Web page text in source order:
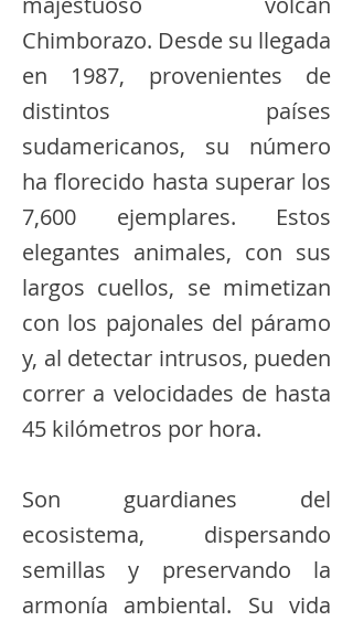
Chimborazo. Desde su llegada
en 1987, provenientes de
distintos países
sudamericanos, su número
ha florecido hasta superar los
7,600 ejemplares. Estos
elegantes animales, con sus
largos cuellos, se mimetizan
con los pajonales del páramo
y, al detectar intrusos, pueden
correr a velocidades de hasta
45 kilómetros por hora.
Son guardianes del
ecosistema, dispersando
semillas y preservando la
armonía ambiental. Su vida